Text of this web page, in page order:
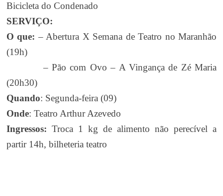
Bicicleta do Condenado
SERVIÇO:
O que: – Abertura X Semana de Teatro no Maranhão
(19h)
– Pão com Ovo – A Vingança de Zé Maria
(20h30)
Quando: Segunda-feira (09)
Onde: Teatro Arthur Azevedo
Ingressos: Troca 1 kg de alimento não perecível a
partir 14h, bilheteria teatro